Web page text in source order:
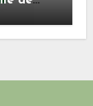
de
l’accord